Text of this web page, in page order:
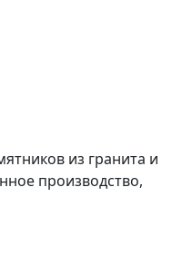
из гранита и
производство,